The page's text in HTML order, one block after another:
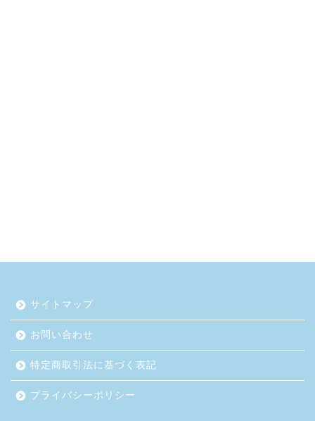
サイトマップ
お問い合わせ
特定商取引法に基づく表記
プライバシーポリシー